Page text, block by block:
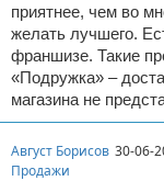
приятнее, чем во
желать лучшего.
франшизе. Такие
«Подружка» –
магазина не
Август Борисов 30-06-
Продажи